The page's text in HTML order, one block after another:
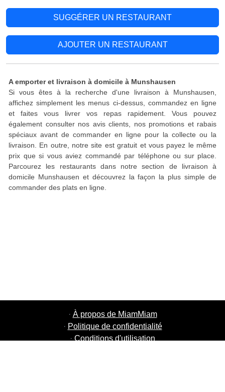
SUGGÉRER UN RESTAURANT
AJOUTER UN RESTAURANT
A emporter et livraison à domicile à Munshausen
Si vous êtes à la recherche d'une livraison à Munshausen,
affichez simplement les menus ci-dessus, commandez en ligne
et faites vous livrer vos repas rapidement. Vous pouvez
également consulter nos avis clients, nos promotions et rabais
spéciaux avant de commander en ligne pour la collecte ou la
livraison. En outre, notre site est gratuit et vous payez le même
prix que si vous aviez commandé par téléphone ou sur place.
Parcourez les restaurants dans notre section de livraison à
domicile Munshausen et découvrez la façon la plus simple de
commander des plats en ligne.
· À propos de MiamMiam
· Politique de confidentialité
· Conditions d'utilisation